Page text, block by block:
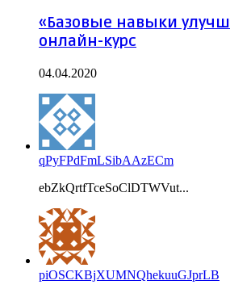
«Базовые навыки
онлайн-курс
04.04.2020
qPyFPdFmLSibAAzECm
ebZkQrtfTceSoClDTWVut...
piOSCKBjXUMNQhekuuGJprLB